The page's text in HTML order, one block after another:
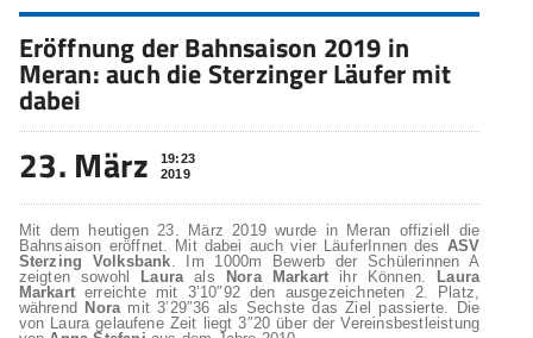
Eröffnung der Bahnsaison 2019 in
Meran: auch die Sterzinger Läufer mit
dabei
23. März
19:23
2019
Mit dem heutigen 23. März 2019 wurde in Meran offiziell die
Bahnsaison eröffnet. Mit dabei auch vier LäuferInnen des ASV
Sterzing Volksbank. Im 1000m Bewerb der Schülerinnen A
zeigten sowohl
Lauraals Nora Markart ihr Können.
Laura
Markart erreichte mit 3’10″92 den ausgezeichneten 2. Platz,
während Noramit 3’29″36 als Sechste das Ziel passierte. Die
von Laura gelaufene Zeit liegt 3″20 über der Vereinsbestleistung